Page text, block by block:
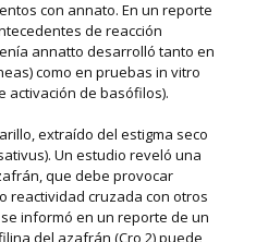
con annato. En un reporte
de reacción
annatto desarrolló tanto en
como en pruebas in vitro
activación de basófilos).
extraído del estigma seco
Un estudio reveló una
que debe provocar
reactividad cruzada con otros
informó en un reporte de un
del azafrán (Cro 2) puede